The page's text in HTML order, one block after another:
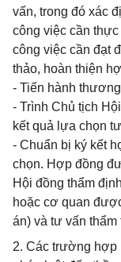
vấn, trong đó xác
công việc cần
công việc cần đạt
thảo, hoàn thiện
- Tiến hành
- Trình Chủ tịch
kết quả lựa chọn
- Chuẩn bị ký kết
chọn. Hợp đồng
Hội đồng thẩm
hoặc cơ quan
án) và tư vấn
2. Các trường hợp